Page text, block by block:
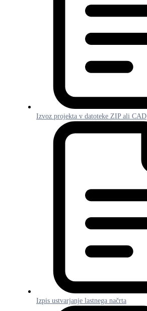
Izvoz projekta v datoteke ZIP ali CAD
Izpis ustvarjanje lastnega načrta